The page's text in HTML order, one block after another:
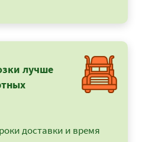
лучше
доставки и время